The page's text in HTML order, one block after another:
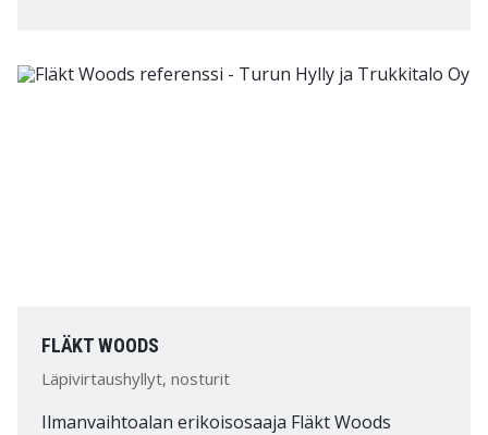
FLÄKT WOODS
Läpivirtaushyllyt, nosturit
Ilmanvaihtoalan erikoisosaaja Fläkt Woods